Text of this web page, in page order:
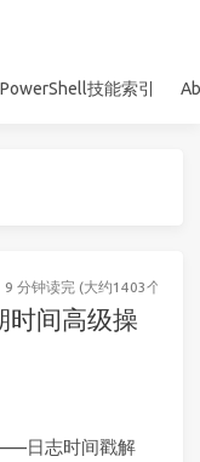
PowerShell技能索引
9 分钟读完 (大约1403个字)
时间高级操
日志时间戳解